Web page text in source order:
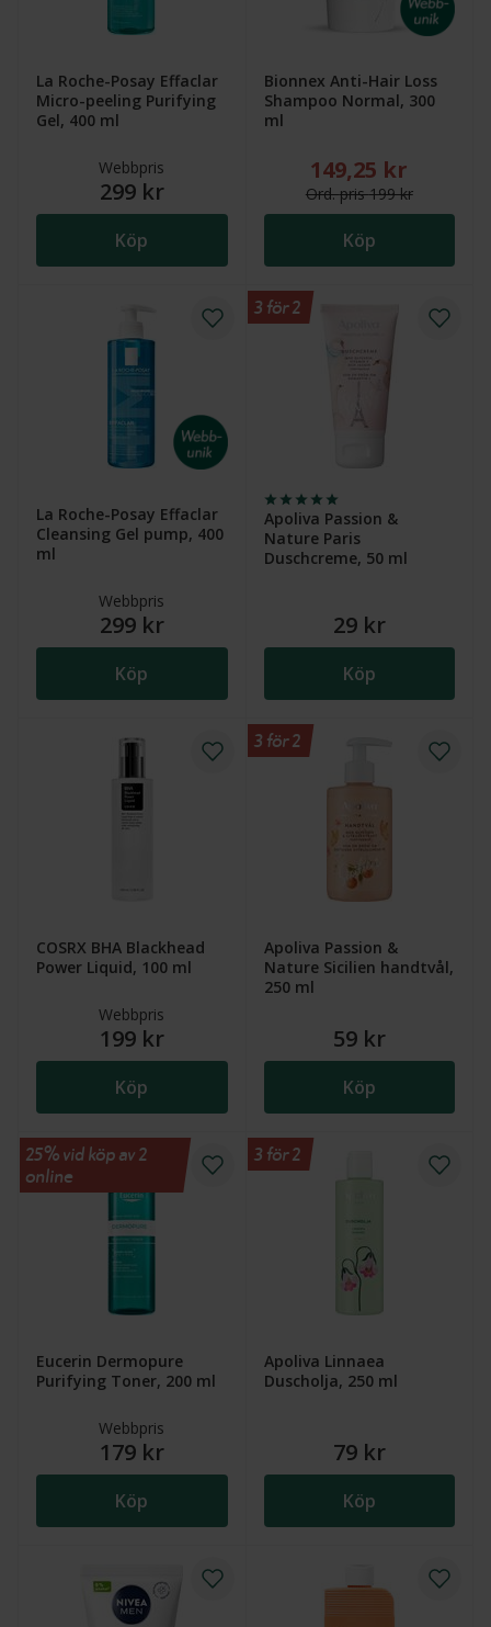
La Roche-Posay Effaclar
Micro-peeling Purifying
Gel, 400 ml
Webbpris
299 kr
Köp
Bionnex Anti-Hair Loss
Shampoo Normal, 300
ml
Nytt reducerat
149,25 kr
Ord.pris199 kr
Köp
La Roche-Posay Effaclar
Cleansing Gel pump, 400
ml
Webbpris
299 kr
Köp
Apoliva Passion &
Nature Paris
Duschcreme, 50 ml
29 kr
Köp
3 för 2
COSRX BHA Blackhead
Power Liquid, 100 ml
Webbpris
199 kr
Köp
Apoliva Passion &
Nature Sicilien handtvål,
250 ml
59 kr
Köp
3 för 2
Eucerin Dermopure
Purifying Toner, 200 ml
Webbpris
179 kr
Köp
25% vid köp av 2
online
Apoliva Linnaea
Duscholja, 250 ml
79 kr
Köp
3 för 2